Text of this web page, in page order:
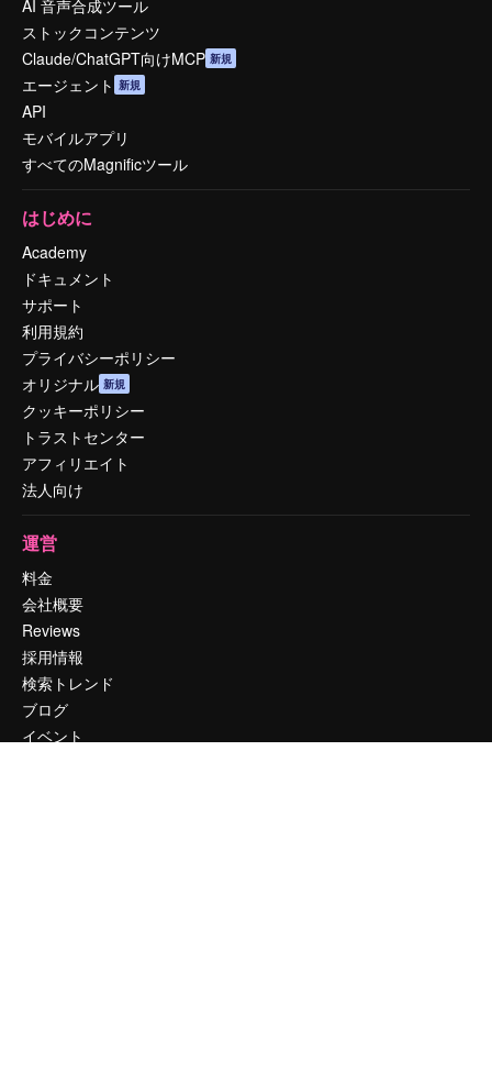
AI 音声合成ツール
ストックコンテンツ
Claude/ChatGPT向けMCP 新規
エージェント 新規
API
モバイルアプリ
すべてのMagnificツール
はじめに
Academy
ドキュメント
サポート
利用規約
プライバシーポリシー
オリジナル 新規
クッキーポリシー
トラストセンター
アフィリエイト
法人向け
運営
料金
会社概要
Reviews
採用情報
検索トレンド
ブログ
イベント